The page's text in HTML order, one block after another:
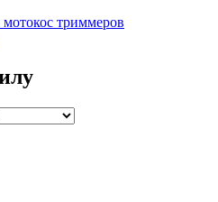
триммеров